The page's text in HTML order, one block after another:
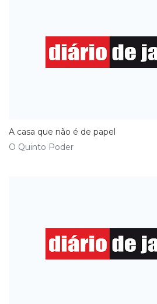
A casa que não é de papel
O Quinto Poder